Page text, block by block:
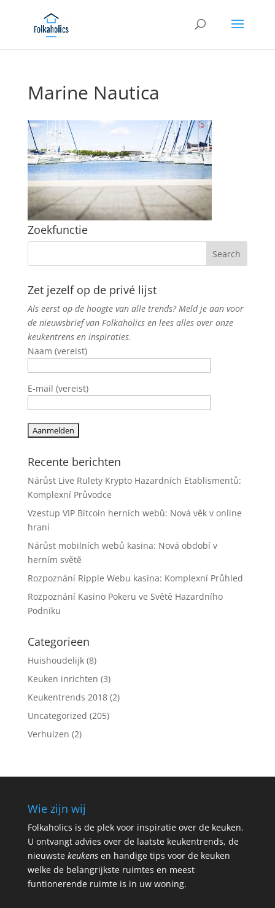
Marine Nautica
Zoekfunctie
Zet jezelf op de privé lijst
Als eerst op de hoogte van alle trends? Meld je aan voor
de nieuwsbrief van Folkaholics en lees alles over onze
keukentrens en inspiraties.
Naam (vereist)
E-mail (vereist)
Recente berichten
Nárůst Live Rulety Krypto Hazardních Etablismentů:
Komplexní Průvodce
Vzestup VIP Bitcoin herních webů: Nová věk v online
hraní
Nárůst mobilních webů kasina: Nová období v
herním světě
Rozpoznání Ripple Webu kasina: Komplexní Průhled
Rozpoznání Kasino Pokeru ve Světě Hazardního
Podniku
Categorieen
Huishoudelijk(8)
Keuken inrichten (3)
Keukentrends 2018(2)
Uncategorized (205)
Verhuizen (2)
Wie zijn wij
Folkaholics is de plek voor inspiratie over de keuken.
U ontvangt advies over de laatste keukentrends, de
nieuwste keukensen handige tips voor de keuken
welke de belangrijkste ruimtes en meest
funtionerende ruimte is in uw woning.